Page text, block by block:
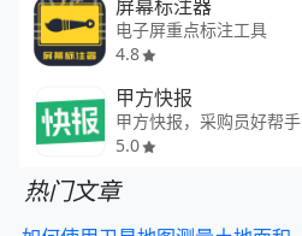
屏幕标注器
电子屏重点标注工具
4.8
甲方快报
甲方快报，采购员好帮手
5.0
热门文章